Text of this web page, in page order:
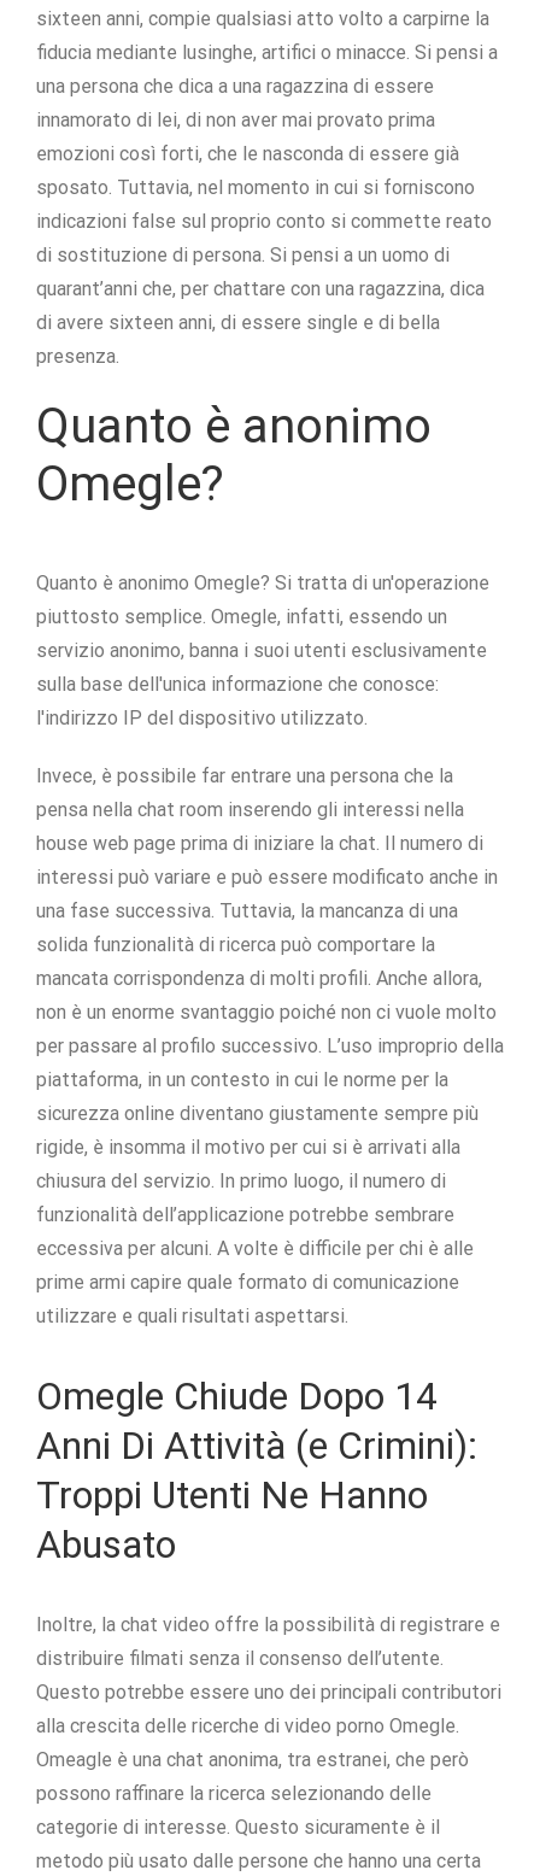
sixteen anni, compie qualsiasi atto volto a carpirne la
fiducia mediante lusinghe, artifici o minacce. Si pensi a
una persona che dica a una ragazzina di essere
innamorato di lei, di non aver mai provato prima
emozioni così forti, che le nasconda di essere già
sposato. Tuttavia, nel momento in cui si forniscono
indicazioni false sul proprio conto si commette reato
di sostituzione di persona. Si pensi a un uomo di
quarant’anni che, per chattare con una ragazzina, dica
di avere sixteen anni, di essere single e di bella
presenza.
Quanto è anonimo
Omegle?
Quanto è anonimo Omegle? Si tratta di un'operazione
piuttosto semplice. Omegle, infatti, essendo un
servizio anonimo, banna i suoi utenti esclusivamente
sulla base dell'unica informazione che conosce:
l'indirizzo IP del dispositivo utilizzato.
Invece, è possibile far entrare una persona che la
pensa nella chat room inserendo gli interessi nella
house web page prima di iniziare la chat. Il numero di
interessi può variare e può essere modificato anche in
una fase successiva. Tuttavia, la mancanza di una
solida funzionalità di ricerca può comportare la
mancata corrispondenza di molti profili. Anche allora,
non è un enorme svantaggio poiché non ci vuole molto
per passare al profilo successivo. L’uso improprio della
piattaforma, in un contesto in cui le norme per la
sicurezza online diventano giustamente sempre più
rigide, è insomma il motivo per cui si è arrivati alla
chiusura del servizio. In primo luogo, il numero di
funzionalità dell’applicazione potrebbe sembrare
eccessiva per alcuni. A volte è difficile per chi è alle
prime armi capire quale formato di comunicazione
utilizzare e quali risultati aspettarsi.
Omegle Chiude Dopo 14
Anni Di Attività (e Crimini):
Troppi Utenti Ne Hanno
Abusato
Inoltre, la chat video offre la possibilità di registrare e
distribuire filmati senza il consenso dell’utente.
Questo potrebbe essere uno dei principali contributori
alla crescita delle ricerche di video porno Omegle.
Omeagle è una chat anonima, tra estranei, che però
possono raffinare la ricerca selezionando delle
categorie di interesse. Questo sicuramente è il
metodo più usato dalle persone che hanno una certa